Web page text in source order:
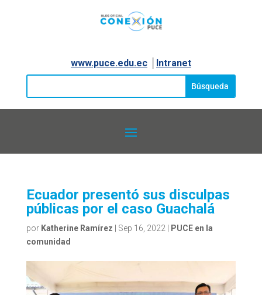
www.puce.edu.ec│ Intranet
Ecuador presentó sus disculpas
públicas por el caso Guachalá
por Katherine Ramírez Sep 16, 2022|
PUCE en la
comunidad